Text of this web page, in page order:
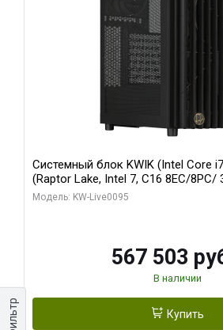
Фильтр
Системный блок KWIK (Intel Core
(Raptor Lake, Intel 7, C16 8EC/
модуля)/ Afox RTX4090 24GB
Модель: KW-Live0095
567 503
В наличии
Купить